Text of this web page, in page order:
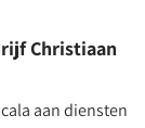
Christiaan
aan diensten